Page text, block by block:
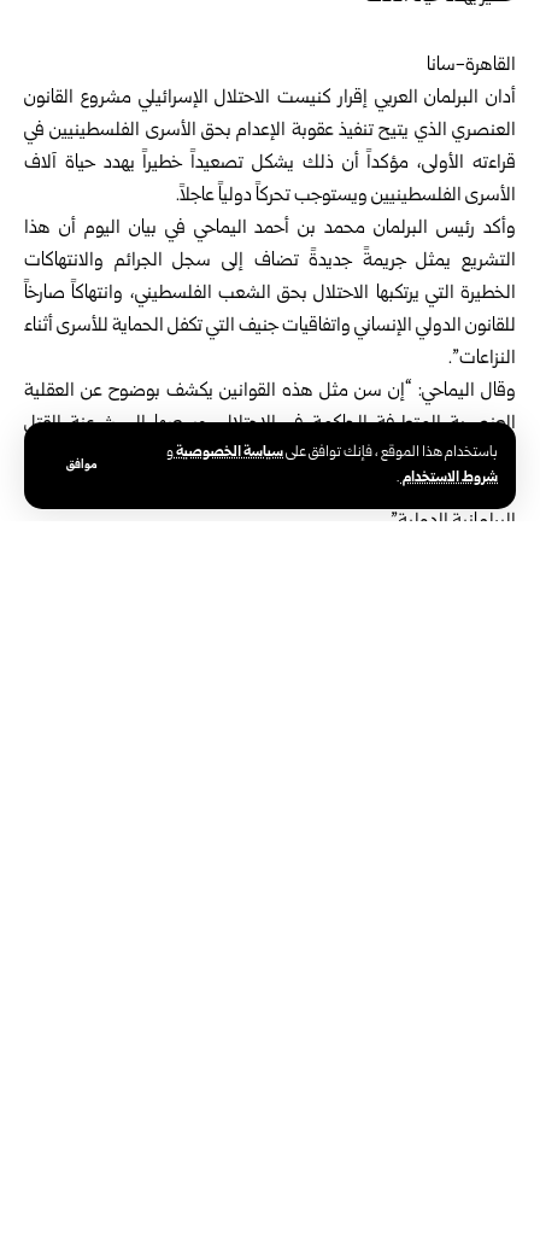
باستخدام هذا الموقع ، فإنك توافق علىسياسة الخصوصيةو
شروط الاستخدام.
موافق
القاهرة-سانا
أدان البرلمان العربي إقرار كنيست الاحتلال الإسرائيلي مشروع القانون
العنصري الذي يتيح تنفيذ عقوبة الإعدام بحق الأسرى الفلسطينيين في
قراءته الأولى، مؤكداً أن ذلك يشكل تصعيداً خطيراً يهدد حياة آلاف
الأسرى الفلسطينيين ويستوجب تحركاً دولياً عاجلاً.
وأكد رئيس البرلمان محمد بن أحمد اليماحي في بيان اليوم أن هذا
التشريع يمثل جريمةً جديدةً تضاف إلى سجل الجرائم والانتهاكات
الخطيرة التي يرتكبها الاحتلال بحق الشعب الفلسطيني، وانتهاكاً صارخاً
للقانون الدولي الإنساني واتفاقيات جنيف التي تكفل الحماية للأسرى أثناء
النزاعات”.
وقال اليماحي: “إن سن مثل هذه القوانين يكشف بوضوح عن العقلية
العنصرية المتطرفة الحاكمة في الاحتلال، وسعيها إلى شرعنة القتل
والإعدام خارج إطار القانون”، مجدداً دعوته “الاتحاد البرلماني الدولي
والمجتمع الدولي إلى تجميد عضوية كنيست الاحتلال في الهيئات
البرلمانية الدولية”.